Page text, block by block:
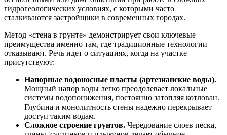
гидрогеологических условиях, с которыми часто
сталкиваются застройщики в современных городах.
Метод «стена в грунте» демонстрирует свои ключевые
преимущества именно там, где традиционные технологии
отказывают. Речь идет о ситуациях, когда на участке
присутствуют:
Напорные водоносные пласты (артезианские воды).
Мощный напор воды легко преодолевает локальные
системы водопонижения, постоянно затопляя котлован.
Глубина и монолитность стены надежно перекрывает
доступ таким водам.
Сложное строение грунтов. Чередование слоев песка,